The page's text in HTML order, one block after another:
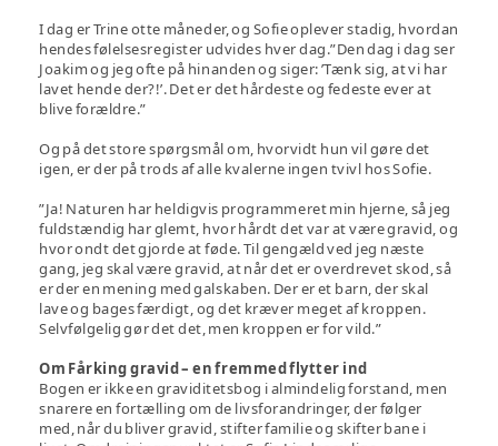
I dag er Trine otte måneder, og Sofie oplever stadig, hvordan
hendes følelsesregister udvides hver dag.”Den dag i dag ser
Joakim og jeg ofte på hinanden og siger: ’Tænk sig, at vi har
lavet hende der?!’. Det er det hårdeste og fedeste ever at
blive forældre.”
Og på det store spørgsmål om, hvorvidt hun vil gøre det
igen, er der på trods af alle kvalerne ingen tvivl hos Sofie.
”Ja! Naturen har heldigvis programmeret min hjerne, så jeg
fuldstændig har glemt, hvor hårdt det var at være gravid, og
hvor ondt det gjorde at føde. Til gengæld ved jeg næste
gang, jeg skal være gravid, at når det er overdrevet skod, så
er der en mening med galskaben. Der er et barn, der skal
lave og bages færdigt, og det kræver meget af kroppen.
Selvfølgelig gør det det, men kroppen er for vild.”
Om Fårking gravid – en fremmed flytter ind
Bogen er ikke en graviditetsbog i almindelig forstand, men
snarere en fortælling om de livsforandringer, der følger
med, når du bliver gravid, stifter familie og skifter bane i